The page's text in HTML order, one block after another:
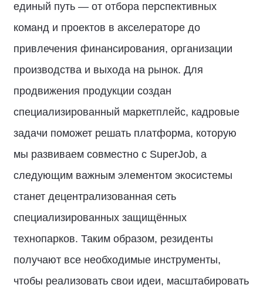
единый путь — от отбора перспективных
команд и проектов в акселераторе до
привлечения финансирования, организации
производства и выхода на рынок. Для
продвижения продукции создан
специализированный маркетплейс, кадровые
задачи поможет решать платформа, которую
мы развиваем совместно с SuperJob, а
следующим важным элементом экосистемы
станет децентрализованная сеть
специализированных защищённых
технопарков. Таким образом, резиденты
получают все необходимые инструменты,
чтобы реализовать свои идеи, масштабировать